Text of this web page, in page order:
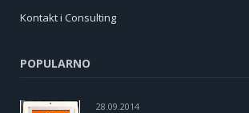
Kontakt i Consulting
POPULARNO
28.09.2014